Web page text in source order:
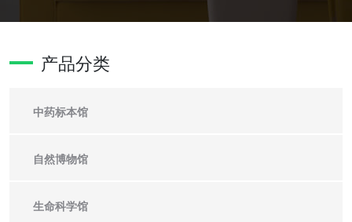
产品分类
中药标本馆
自然博物馆
生命科学馆